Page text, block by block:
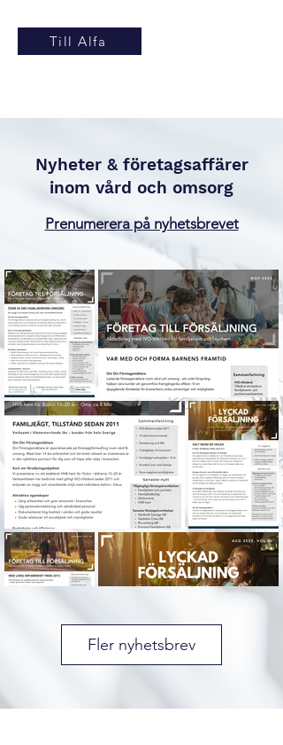
Till Alfa
Nyheter & företagsaffärer
inom vård och omsorg
Prenumerera på nyhetsbrevet
Fler nyhetsbrev